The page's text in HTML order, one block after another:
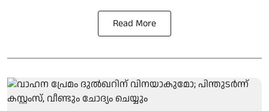
Read More